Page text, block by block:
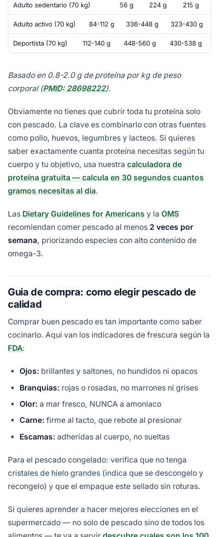
Adulto sedentario (70 kg) 56 g 224 g 215 g
Adulto activo (70 kg) 84-112 g 336-448 g 323-430 g
Deportista (70 kg) 112-140 g 448-560 g 430-538 g
Basado en 0.8-2.0 g de proteína por kg de peso
corporal (PMID: 28698222).
Obviamente no tienes que cubrir toda tu proteína solo
con pescado. La clave es combinarlo con otras fuentes
como pollo, huevos, legumbres y lacteos. Si quieres
saber exactamente cuanta proteína necesitas según tu
cuerpo y tu objetivo, usa nuestra calculadora de
proteína gratuita — calcula en 30 segundos cuantos
gramos necesitas al dia.
Las Dietary Guidelines for Americans y la OMS
recomiendan comer pescado al menos 2 veces por
semana, priorizando especies con alto contenido de
omega-3.
Guia de compra: como elegir pescado de
calidad
Comprar buen pescado es tan importante como saber
cocinarlo. Aqui van los indicadores de frescura según la
FDA:
Ojos: brillantes y saltones, no hundidos ni opacos
Branquias: rojas o rosadas, no marrones ni grises
Olor: a mar fresco, NUNCA a amoniaco
Carne: firme al tacto, que rebote al presionar
Escamas: adheridas al cuerpo, no sueltas
Para el pescado congelado: verifica que no tenga
cristales de hielo grandes (indica que se descongelo y
recongelo) y que el empaque este sellado sin roturas.
Si quieres aprender a hacer mejores elecciones en el
supermercado — no solo de pescado sino de todos los